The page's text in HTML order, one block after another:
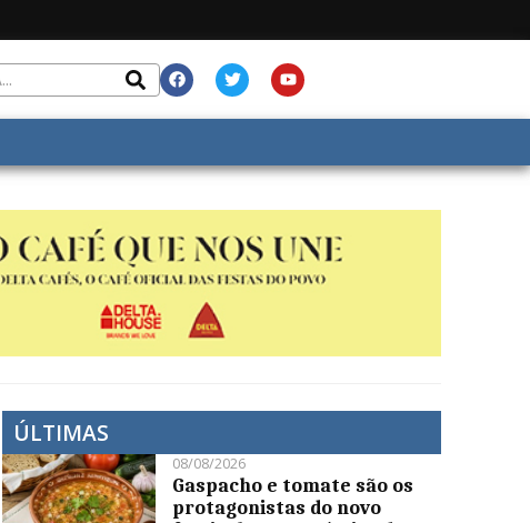
ÚLTIMAS
08/08/2026
Gaspacho e tomate são os
protagonistas do novo